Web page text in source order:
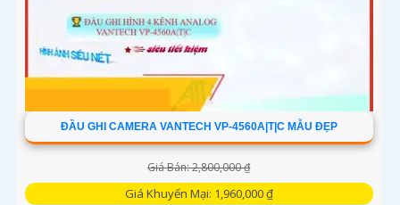
ĐẦU GHI CAMERA VANTECH VP-4560A|T|C MẪU ĐẸP
Giá Bán: 2,800,000 ₫
Giá Khuyến Mại: 1,960,000 ₫